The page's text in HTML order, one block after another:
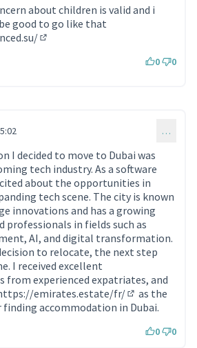
about children is valid and i
good to go like that
0 0
…
I decided to move to Dubai was
tech industry. As a software
about the opportunities in
tech scene. The city is known
innovations and has a growing
professionals in fields such as
AI, and digital transformation.
to relocate, the next step
I received excellent
from experienced expatriates, and
emirates.estate/fr/
(Lien externe)
as the
accommodation in Dubai.
0 0